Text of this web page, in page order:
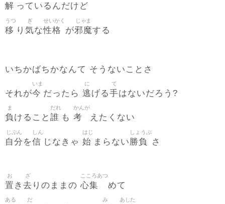
解 っているんだけど
移
うつ
り 気
ぎ
な性格
せいかく
が邪魔
じゃま
する
いちかばちかなんて そうないことさ
それが今
いま
だったら 逃
に
げる手
て
はないだろう?
負
ま
けること 誰
だれ
も 考
かんが
えたくない
自分
じぶん
を信
しん
じなきゃ 始
はじ
まらない勝負
しょうぶ
さ
置
お
き 去
ざ
りのままの 心集
こころあつ
めて
ある だ み あした